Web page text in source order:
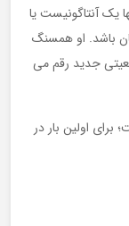
یک آنتاگونیست یا
باشد. او همسنگ
جدید رقم می
برای اولین بار در